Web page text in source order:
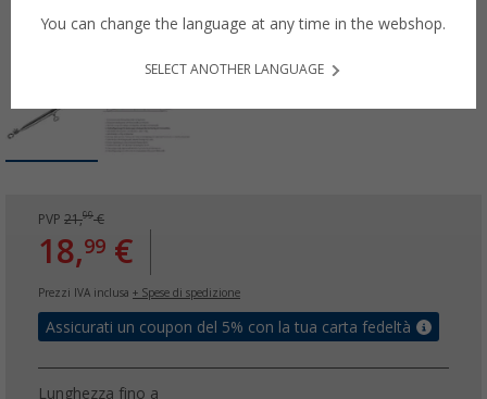
PVP 21,99€
18,99 €
Prezzi IVA inclusa + Spese di spedizione
Assicurati un coupon del 5% con la tua carta fedeltà
Lunghezza fino a
You can change the language at any time in the webshop.
SELECT ANOTHER LANGUAGE